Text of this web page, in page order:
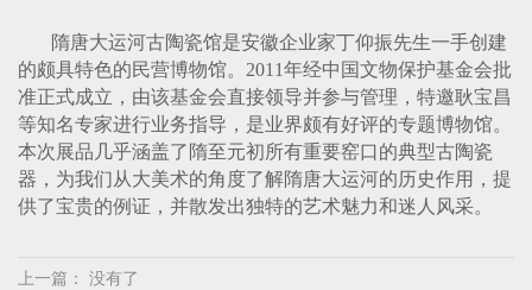
隋唐大运河古陶瓷馆是安徽企业家丁仰振先生一手创建
的颇具特色的民营博物馆。 2011年经中国文物保护基金会批
准正式成立，由该基金会直接领导并参与管理，特邀耿宝昌
等知名专家进行业务指导，是业界颇有好评的专题博物馆。
本次展品几乎涵盖了隋至元初所有重要窑口的典型古陶瓷
器，为我们从大美术的角度了解隋唐大运河的历史作用，提
供了宝贵的例证，并散发出独特的艺术魅力和迷人风采。
上一篇： 没有了